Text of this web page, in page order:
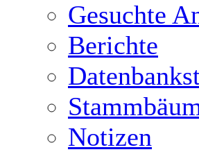
Gesuchte
Berichte
Notizen